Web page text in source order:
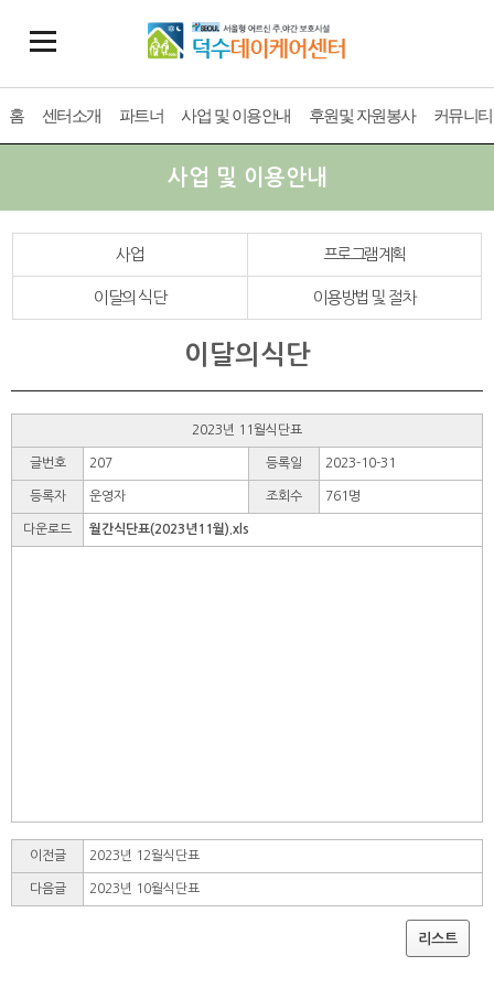
홈 센터소개 파트너 사업 및 이용안내 후원및 자원봉사 커뮤니티
사업 및 이용안내
사업 프로그램계획
이달의 식단 이용방법 및 절차
이달의식단
2023년 11월식단표
글번호 207 등록일 2023-10-31
등록자 운영자 조회수 761명
다운로드 월간식단표(2023년11월).xls
이전글 2023년 12월식단표
다음글 2023년 10월식단표
리스트